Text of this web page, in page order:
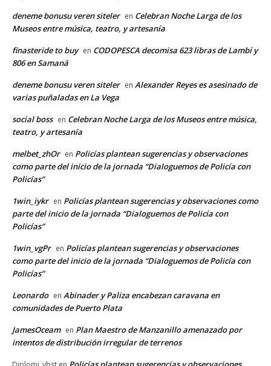
deneme bonusu veren siteler en Celebran Noche Larga de los
Museos entre música, teatro, y artesanía
finasteride to buy en CODOPESCA decomisa 623 libras de Lambí y
806 en Samaná
deneme bonusu veren siteler en Alexander Reyes es asesinado de
varias puñaladas en La Vega
social boss en Celebran Noche Larga de los Museos entre música,
teatro, y artesanía
melbet_zhOr en Policías plantean sugerencias y observaciones
como parte del inicio de la jornada “Dialoguemos de Policía con
Policías”
1win_iykr en Policías plantean sugerencias y observaciones como
parte del inicio de la jornada “Dialoguemos de Policía con
Policías”
1win_vgPr en Policías plantean sugerencias y observaciones
como parte del inicio de la jornada “Dialoguemos de Policía con
Policías”
Leonardo en Abinader y Paliza encabezan caravana en
comunidades de Puerto Plata
JamesOceam en Plan Maestro de Manzanillo amenazado por
intentos de distribución irregular de terrenos